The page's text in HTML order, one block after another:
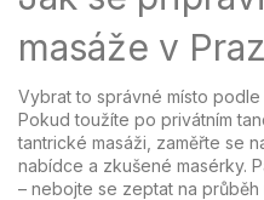
masáže v
Vybrat to správné místo
Pokud toužíte po privátním
tantrické masáži, zaměřte se
nabídce a zkušené masérky.
– nebojte se zeptat na